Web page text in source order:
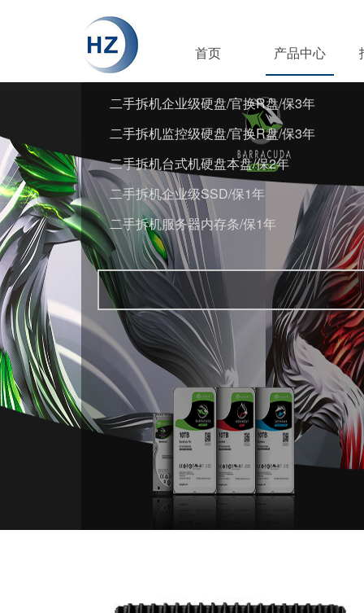
首页 产品中心
二手拆机企业级硬盘/官换R盘/保3年
二手拆机监控级硬盘/官换R盘/保3年
二手拆机台式机硬盘本盘/保2年
二手拆机企业级SSD/保1年
二手拆机服务器内存条/保1年